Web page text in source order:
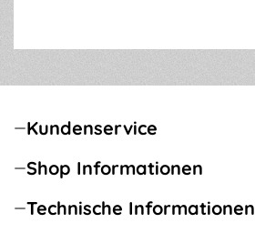
Kundenservice
Shop Informationen
Technische Informationen